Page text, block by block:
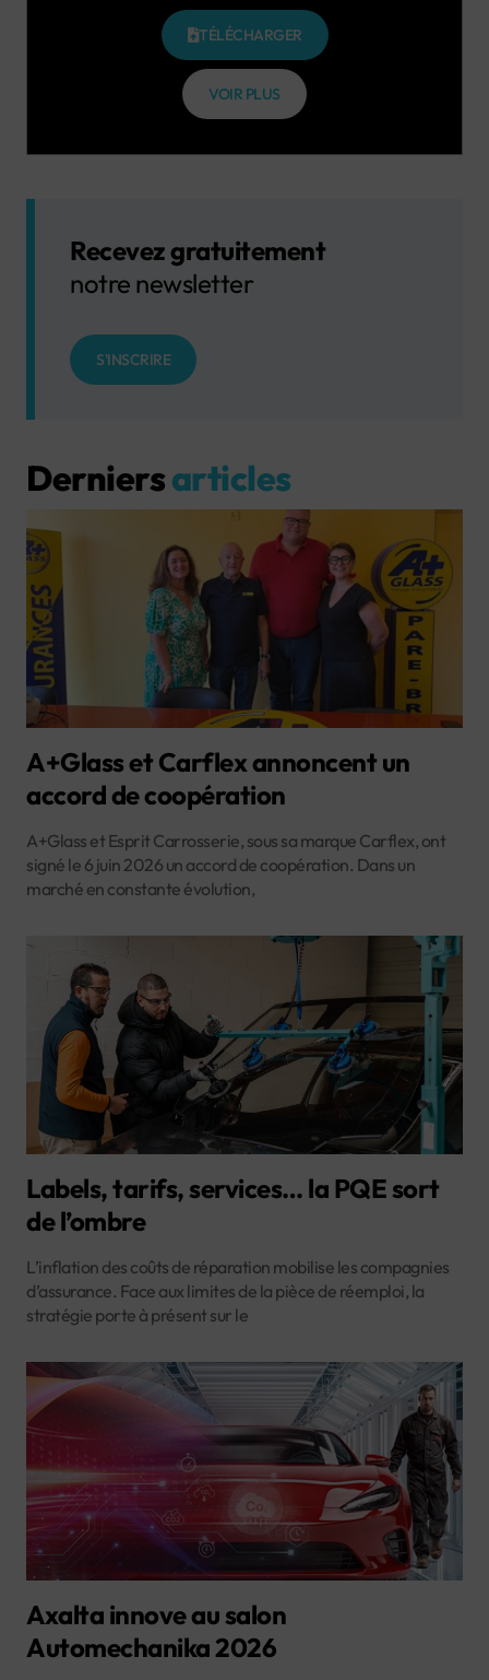
TÉLÉCHARGER
VOIR PLUS
Recevez gratuitement
notre newsletter
S'INSCRIRE
Derniersarticles
A+Glass et Carflex annoncent un
accord de coopération
A+Glass et Esprit Carrosserie, sous sa marque Carflex, ont
signé le 6 juin 2026 un accord de coopération. Dans un
marché en constante évolution,
Labels, tarifs, services… la PQE sort
de l’ombre
L’inflation des coûts de réparation mobilise les compagnies
d’assurance. Face aux limites de la pièce de réemploi, la
stratégie porte à présent sur le
Axalta innove au salon
Automechanika 2026